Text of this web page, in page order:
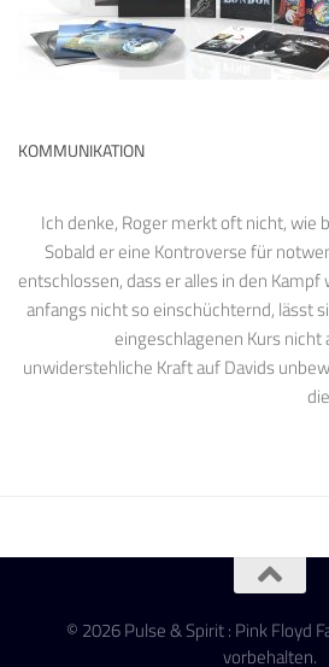
KOMMUNIKATION
Ich denke, Roger merkt oft nicht, wie
Sobald er eine Kontroverse für
entschlossen, dass er alles in den
anfangs nicht so einschüchternd, lässt
eingeschlagenen Kurs nicht
unwiderstehliche Kraft auf Davids
© 2026 Pulse & Spirit : Pink Floyd
vorbehalten.